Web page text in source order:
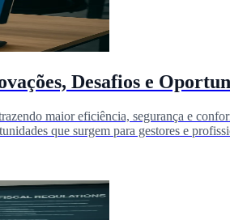
Desafios e
maior eficiência, segurança e
que surgem para gestores e